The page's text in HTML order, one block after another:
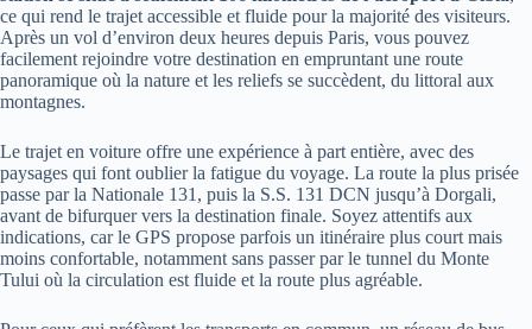
ce qui rend le trajet accessible et fluide pour la majorité des visiteurs.
Après un vol d’environ deux heures depuis Paris, vous pouvez
facilement rejoindre votre destination en empruntant une route
panoramique où la nature et les reliefs se succèdent, du littoral aux
montagnes.
Le trajet en voiture offre une expérience à part entière, avec des
paysages qui font oublier la fatigue du voyage. La route la plus prisée
passe par la Nationale 131, puis la S.S. 131 DCN jusqu’à Dorgali,
avant de bifurquer vers la destination finale. Soyez attentifs aux
indications, car le GPS propose parfois un itinéraire plus court mais
moins confortable, notamment sans passer par le tunnel du Monte
Tului où la circulation est fluide et la route plus agréable.